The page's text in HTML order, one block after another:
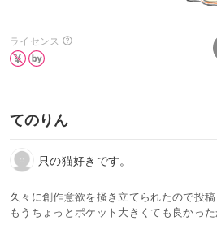
ライセンス
てのりん
只の猫好きです。
久々に創作意欲を掻き立てられたので投稿
もうちょっとポケット大きくても良かった